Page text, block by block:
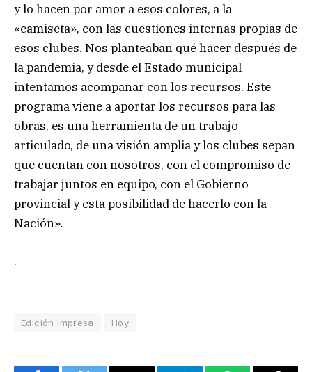
y lo hacen por amor a esos colores, a la
«camiseta», con las cuestiones internas propias de
esos clubes. Nos planteaban qué hacer después de
la pandemia, y desde el Estado municipal
intentamos acompañar con los recursos. Este
programa viene a aportar los recursos para las
obras, es una herramienta de un trabajo
articulado, de una visión amplia y los clubes sepan
que cuentan con nosotros, con el compromiso de
trabajar juntos en equipo, con el Gobierno
provincial y esta posibilidad de hacerlo con la
Nación».
.
Edición Impresa Hoy